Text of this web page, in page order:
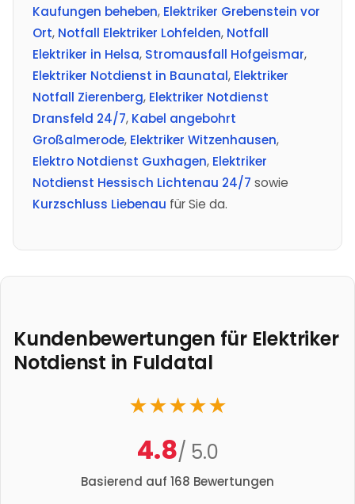
Kaufungen beheben, Elektriker Grebenstein vor
Ort, Notfall Elektriker Lohfelden, Notfall
Elektriker in Helsa, Stromausfall Hofgeismar,
Elektriker Notdienst in Baunatal, Elektriker
Notfall Zierenberg, Elektriker Notdienst
Dransfeld 24/7, Kabel angebohrt
Großalmerode, Elektriker Witzenhausen,
Elektro Notdienst Guxhagen, Elektriker
Notdienst Hessisch Lichtenau 24/7 sowie
Kurzschluss Liebenau für Sie da.
Kundenbewertungen für Elektriker
Notdienst in Fuldatal
★★★★★
4.8/ 5.0
Basierend auf 168 Bewertungen